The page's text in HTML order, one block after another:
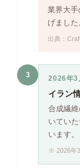
業界大
げました
出典：
3 2026年3
イラン
合成繊
いてい
います。
※ 2026年